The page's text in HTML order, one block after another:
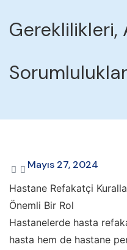
Gereklilikleri,
Mayıs 27, 2024
Hastane Refakatçi
Önemli Bir Rol
Hastanelerde hasta
hasta hem de hastane